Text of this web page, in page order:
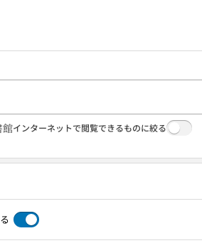
館インターネットで閲覧できるものに絞る